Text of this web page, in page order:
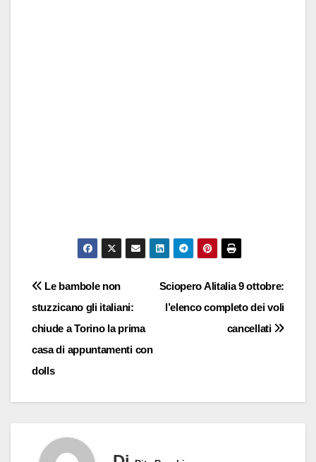
Navigazione
articoli
Sciopero Alitalia 9 ottobre:
l’elenco completo dei voli
cancellati
Le bambole non
stuzzicano gli italiani:
chiude a Torino la prima
casa di appuntamenti con
dolls